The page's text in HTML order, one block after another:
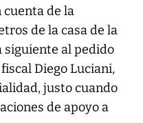
de la
de la casa de la
siguiente al pedido
Diego Luciani,
justo cuando
de apoyo a